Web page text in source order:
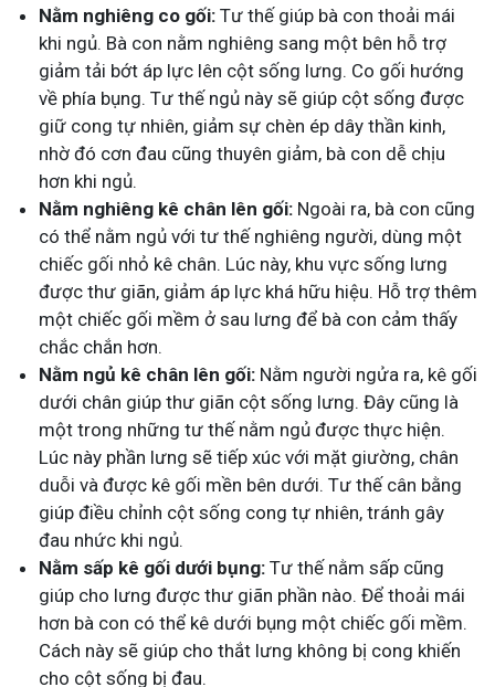
Nằm nghiêng co gối: Tư thế giúp bà con thoải mái
khi ngủ. Bà con nằm nghiêng sang một bên hỗ trợ
giảm tải bớt áp lực lên cột sống lưng. Co gối hướng
về phía bụng. Tư thế ngủ này sẽ giúp cột sống được
giữ cong tự nhiên, giảm sự chèn ép dây thần kinh,
nhờ đó cơn đau cũng thuyên giảm, bà con dễ chịu
hơn khi ngủ.
Nằm nghiêng kê chân lên gối: Ngoài ra, bà con cũng
có thể nằm ngủ với tư thế nghiêng người, dùng một
chiếc gối nhỏ kê chân. Lúc này, khu vực sống lưng
được thư giãn, giảm áp lực khá hữu hiệu. Hỗ trợ thêm
một chiếc gối mềm ở sau lưng để bà con cảm thấy
chắc chắn hơn.
Nằm ngủ kê chân lên gối: Nằm người ngửa ra, kê gối
dưới chân giúp thư giãn cột sống lưng. Đây cũng là
một trong những tư thế nằm ngủ được thực hiện.
Lúc này phần lưng sẽ tiếp xúc với mặt giường, chân
duỗi và được kê gối mền bên dưới. Tư thế cân bằng
giúp điều chỉnh cột sống cong tự nhiên, tránh gây
đau nhức khi ngủ.
Nằm sấp kê gối dưới bụng: Tư thế nằm sấp cũng
giúp cho lưng được thư giãn phần nào. Để thoải mái
hơn bà con có thể kê dưới bụng một chiếc gối mềm.
Cách này sẽ giúp cho thắt lưng không bị cong khiến
cho cột sống bị đau.